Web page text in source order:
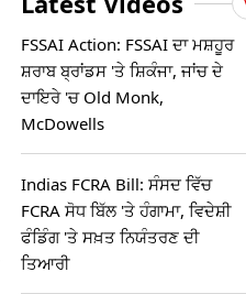
FSSAI Action: FSSAI ਦਾ ਮਸ਼ਹੂਰ
ਸ਼ਰਾਬ ਬ੍ਰਾਂਡਸ 'ਤੇ ਸ਼ਿਕੰਜਾ, ਜਾਂਚ ਦੇ
ਦਾਇਰੇ 'ਚ Old Monk,
McDowells
Indias FCRA Bill: ਸੰਸਦ ਵਿੱਚ
FCRA ਸੋਧ ਬਿੱਲ 'ਤੇ ਹੰਗਾਮਾ, ਵਿਦੇਸ਼ੀ
ਫੰਡਿੰਗ 'ਤੇ ਸਖ਼ਤ ਨਿਯੰਤਰਣ ਦੀ
ਤਿਆਰੀ